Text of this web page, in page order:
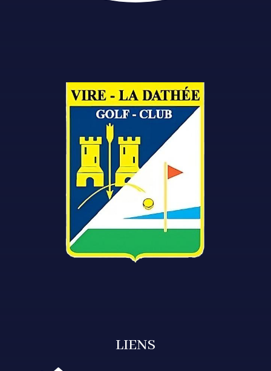
LIENS